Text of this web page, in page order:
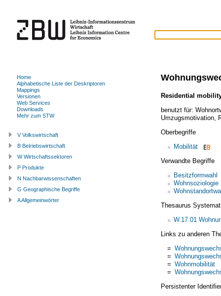
Residential
benutzt für:
Umzugsmotivation,
Oberbegriffe
Mobilität
Verwandte Begriffe
Besitzformwahl
Wohnsoziologie
Thesaurus
W.17.01
Links zu anderen
=
=
= Wohnmobilität
=
Persistenter
Home
Alphabetische Liste der Deskriptoren
Mappings
Versionen
Web Services
Downloads
Mehr zum STW
V Volkswirtschaft
B Betriebswirtschaft
W Wirtschaftssektoren
P Produkte
N Nachbarwissenschaften
G Geographische Begriffe
A Allgemeinwörter